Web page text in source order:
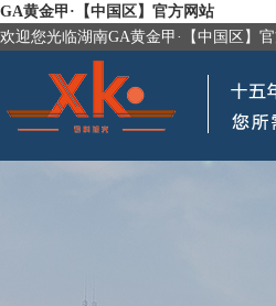
GA黄金甲·【中国区】官方网站
欢迎您光临湖南GA黄金甲·【中国区